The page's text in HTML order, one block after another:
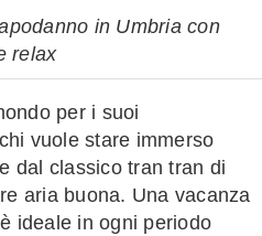
in Umbria con
relax
per i suoi
vuole stare immerso
dal classico tran tran di
aria buona. Una vacanza
ideale in ogni periodo